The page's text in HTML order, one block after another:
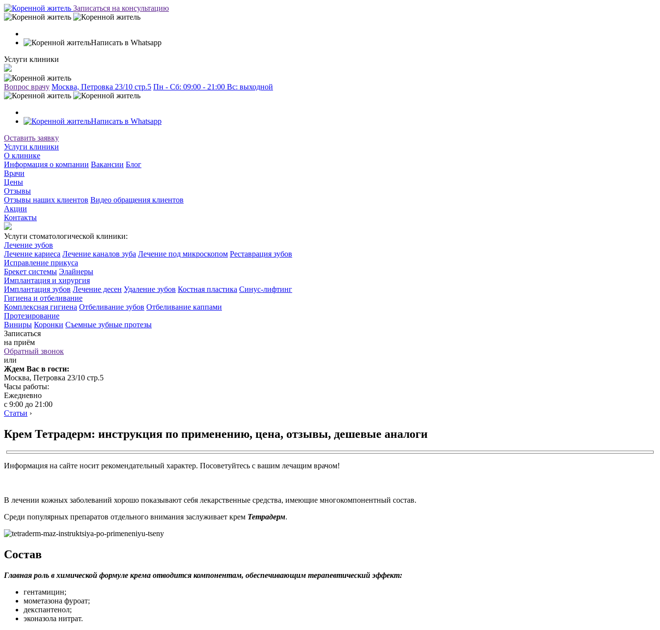
Записаться на консультацию
Написать в Whatsapp
Услуги клиники
Вопрос врачу Москва, Петровка 23/10 стр.5 Пн - Сб: 09:00 - 21:00 Вc: выходной
Написать в Whatsapp
Оставить заявку
Услуги клиники
О клинике
Информация о компании Вакансии Блог
Врачи
Цены
Отзывы
Отзывы наших клиентов Видео обращения клиентов
Акции
Контакты
Услуги стоматологической клиники:
Лечение зубов
Лечение кариеса Лечение каналов зуба Лечение под микроскопом Реставрация зубов
Исправление прикуса
Брекет системы Элайнеры
Имплантация и хирургия
Имплантация зубов Лечение десен Удаление зубов Костная пластика Синус-лифтинг
Гигиена и отбеливание
Комплексная гигиена Отбеливание зубов Отбеливание каппами
Протезирование
Виниры Коронки Съемные зубные протезы
Записаться
на приём
Обратный звонок
или
Ждем Вас в гости:
Москва, Петровка 23/10 стр.5
Часы работы:
Ежедневно
с 9:00 до 21:00
Статьи ›
Крем Тетрадерм: инструкция по применению, цена, отзывы, дешевые аналоги
Информация на сайте носит рекомендательный характер. Посоветуйтесь с вашим лечащим врачом!
В лечении кожных заболеваний хорошо показывают себя лекарственные средства, имеющие многокомпонентный состав.
Среди популярных препаратов отдельного внимания заслуживает крем Тетрадерм.
Состав
Главная роль в химической формуле крема отводится компонентам, обеспечивающим терапевтический эффект:
гентамицин;
мометазона фуроат;
декспантенол;
эконазола нитрат.